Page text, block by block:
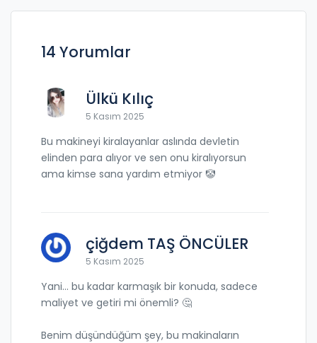
14 Yorumlar
Ülkü Kılıç
5 Kasım 2025
Bu makineyi kiralayanlar aslında devletin
elinden para alıyor ve sen onu kiralıyorsun
ama kimse sana yardım etmiyor 🤡
çiğdem TAŞ ÖNCÜLER
5 Kasım 2025
Yani... bu kadar karmaşık bir konuda, sadece
maliyet ve getiri mi önemli? 🤔
Benim düşündüğüm şey, bu makinaların